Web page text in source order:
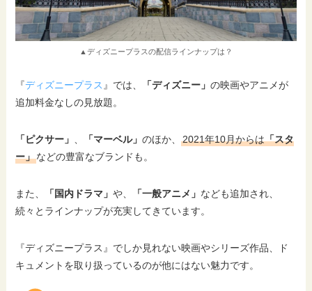
▲ディズニープラスの配信ラインナップは？
『ディズニープラス 』では、 「ディズニー」の映画やアニメが
追加料金なしの見放題。
「ピクサー」 、 「マーベル」のほか、2021年10月からは「スタ
ー」などの豊富なブランドも。
また、 「国内ドラマ」や、 「一般アニメ」 なども追加され、
続々とラインナップが充実してきています。
『ディズニープラス』でしか見れない映画やシリーズ作品、ド
キュメントを取り扱っているのが他にはない魅力です。